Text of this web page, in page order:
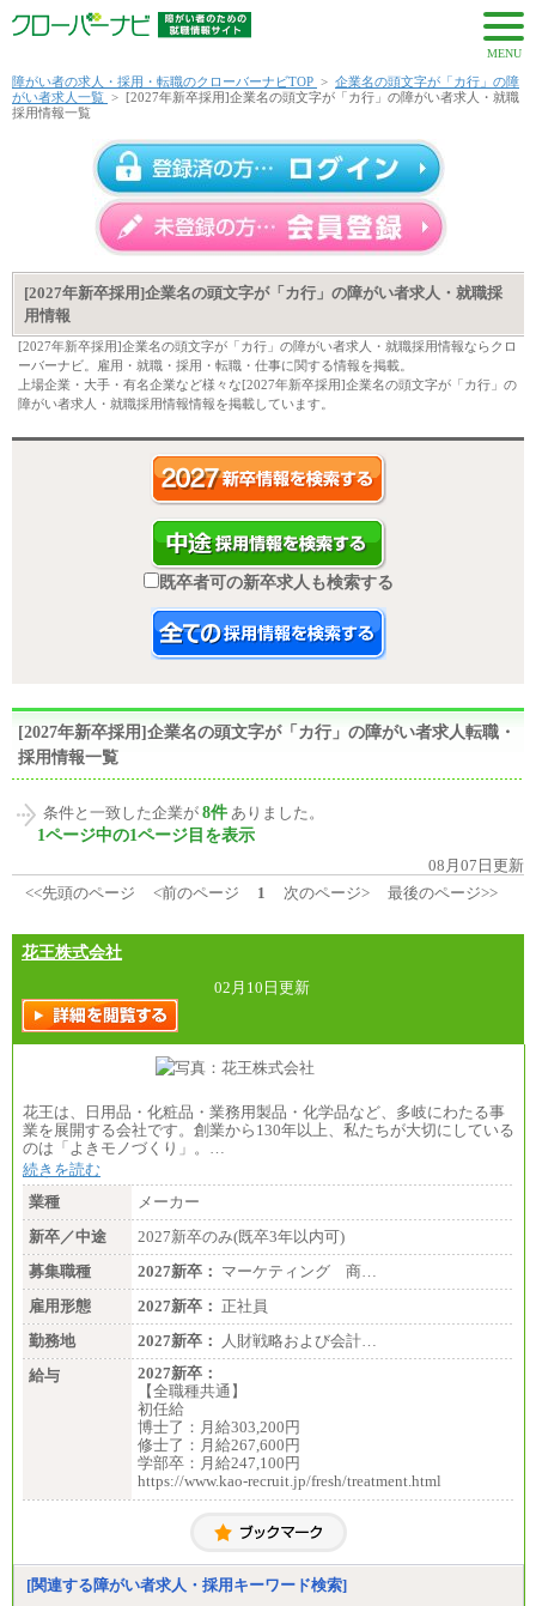
MENU
障がい者の求人・採用・転職のクローバーナビTOP > 企業名の頭文字が「カ行」の障
がい者求人一覧 > [2027年新卒採用]企業名の頭文字が「カ行」の障がい者求人・就職
採用情報一覧
[2027年新卒採用]企業名の頭文字が「カ行」の障がい者求人・就職採
用情報
[2027年新卒採用]企業名の頭文字が「カ行」の障がい者求人・就職採用情報ならクロ
ーバーナビ。雇用・就職・採用・転職・仕事に関する情報を掲載。
上場企業・大手・有名企業など様々な[2027年新卒採用]企業名の頭文字が「カ行」の
障がい者求人・就職採用情報情報を掲載しています。
既卒者可の新卒求人も検索する
[2027年新卒採用]企業名の頭文字が「カ行」の障がい者求人転職・
採用情報一覧
条件と一致した企業が 8件 ありました。
1ページ中の1ページ目を表示
08月07日更新
<<先頭のページ
<前のページ 1 次のページ> 最後のページ>>
花王株式会社
02月10日更新
花王は、日用品・化粧品・業務用製品・化学品など、多岐にわたる事
業を展開する会社です。創業から130年以上、私たちが大切にしている
のは「よきモノづくり」。…
続きを読む
業種
メーカー
新卒／中途
2027新卒のみ(既卒3年以内可)
募集職種
2027新卒： マーケティング 商…
雇用形態
2027新卒： 正社員
勤務地
2027新卒：
人財戦略および会計…
給与
2027新卒：
【全職種共通】
初任給
博士了：月給303,200円
修士了：月給267,600円
学部卒：月給247,100円
https://www.kao-recruit.jp/fresh/treatment.html
[関連する障がい者求人・採用キーワード検索]